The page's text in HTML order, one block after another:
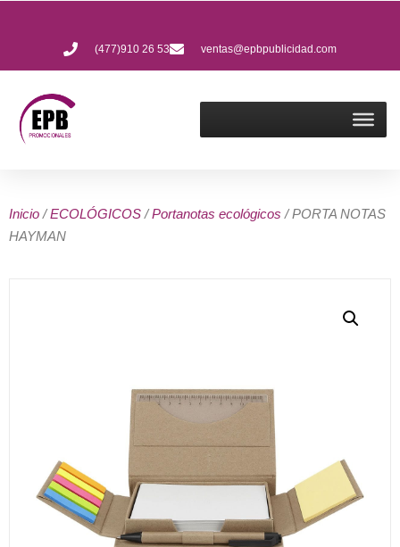
(477)910 26 53 ventas@epbpublicidad.com
Inicio /ECOLÓGICOS /Portanotas ecológicos / PORTA NOTAS
HAYMAN